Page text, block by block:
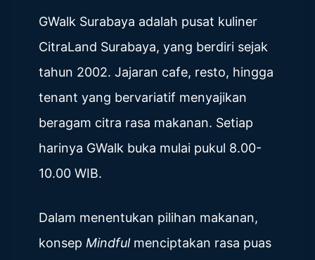
GWalk Surabaya adalah pusat kuliner
CitraLand Surabaya, yang berdiri sejak
tahun 2002. Jajaran cafe, resto, hingga
tenant yang bervariatif menyajikan
beragam citra rasa makanan. Setiap
harinya GWalk buka mulai pukul 8.00-
10.00 WIB.
Dalam menentukan pilihan makanan,
konsep Mindfulmenciptakan rasa puas